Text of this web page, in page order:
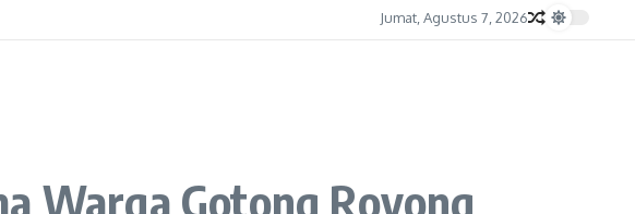
Jumat, Agustus 7, 2026
Warga Gotong Royong